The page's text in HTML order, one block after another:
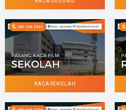
KACA SEKOLAH